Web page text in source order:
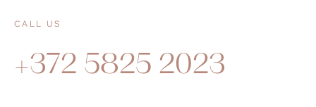
CALL US
+372 5825 2023